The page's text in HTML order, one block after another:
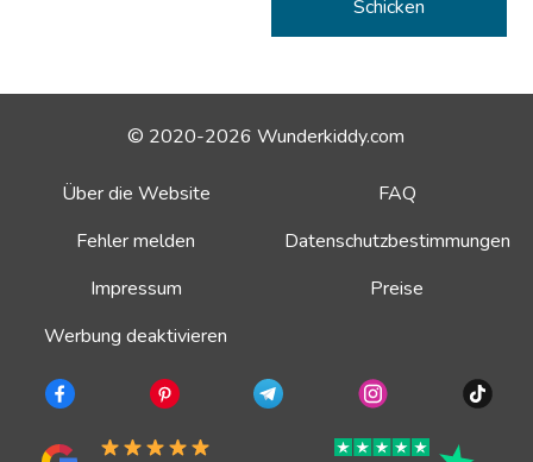
© 2020-2026 Wunderkiddy.com
Über die Website
FAQ
Fehler melden
Datenschutzbestimmungen
Impressum
Preise
Werbung deaktivieren